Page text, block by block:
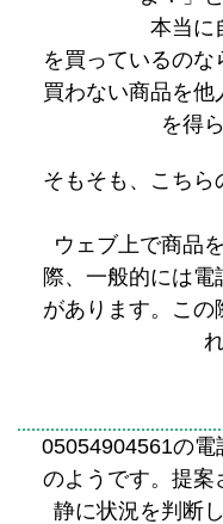
本当に
を買っているの
買わない商品を
を得
そもそも、こちら
ウェブ上で商品
際、一般的には電
があります。この
05054904561の
のようです。提案
静に状況を判断